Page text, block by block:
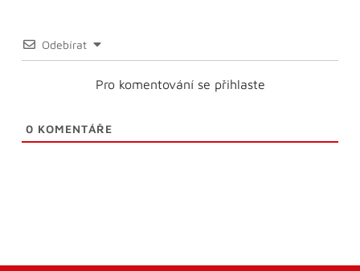
Odebírat
Pro komentování se přihlaste
0 KOMENTÁŘE